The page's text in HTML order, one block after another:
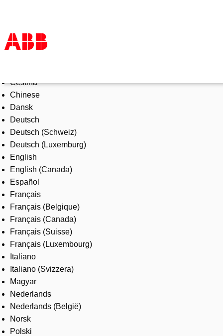
Products & Solutions
Industries
Services
About us
Where to buy
Contact us
Careers
Čeština
Chinese
Dansk
Deutsch
Deutsch (Schweiz)
Deutsch (Luxemburg)
English
English (Canada)
Español
Français
Français (Belgique)
Français (Canada)
Français (Suisse)
Français (Luxembourg)
Italiano
Italiano (Svizzera)
Magyar
Nederlands
Nederlands (België)
Norsk
Polski